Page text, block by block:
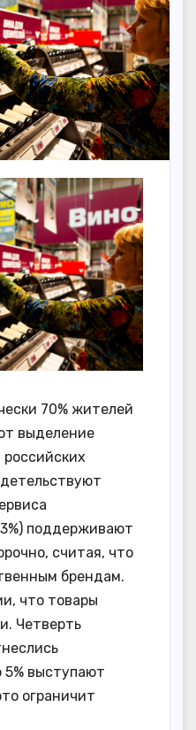
70% жителей
выделение
поддерживают
считая, что
брендам.
что товары
Четверть
5% выступают
ограничит